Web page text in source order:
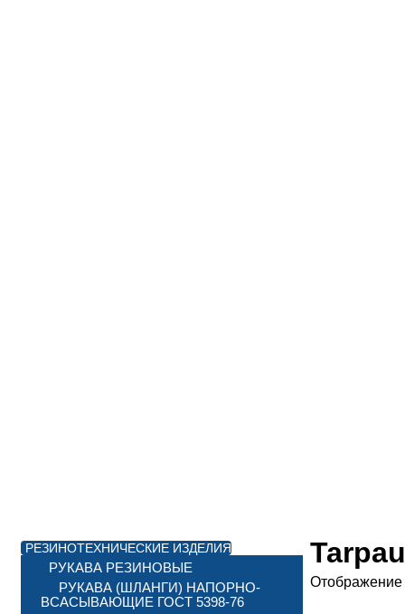
РЕЗИНОТЕХНИЧЕСКИЕ ИЗДЕЛИЯ
РУКАВА РЕЗИНОВЫЕ
РУКАВА (ШЛАНГИ) НАПОРНО-
ВСАСЫВАЮЩИЕ ГОСТ 5398-76
Отображение